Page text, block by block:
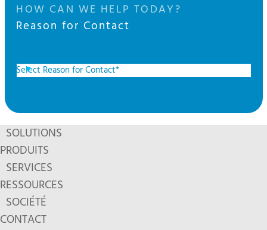
HOW CAN WE HELP TODAY?
Reason for Contact
SOLUTIONS
PRODUITS
SERVICES
RESSOURCES
SOCIÉTÉ
CONTACT